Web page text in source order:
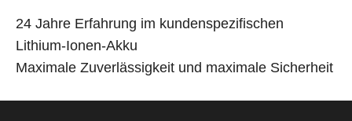
24 Jahre Erfahrung im kundenspezifischen
Lithium-Ionen-Akku
Maximale Zuverlässigkeit und maximale Sicherheit